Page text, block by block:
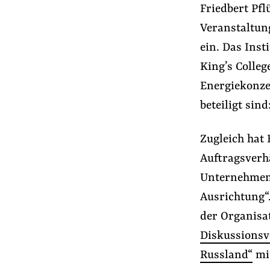
Friedbert
ein. Das
King’s
beteiligt
Zugleich hat
der
Russland“